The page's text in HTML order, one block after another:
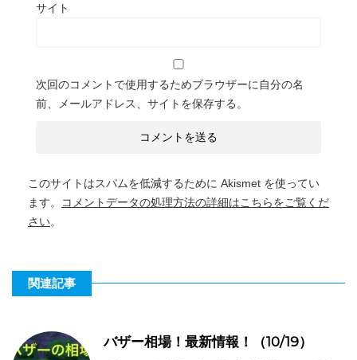
サイト
次回のコメントで使用するためブラウザーに自分の名
前、メールアドレス、サイトを保存する。
このサイトはスパムを低減するために Akismet を使ってい
ます。
コメントデータの処理方法の詳細はこちらをご覧くだ
さい。
関連記事
バザー相場！最新情報！（10/19）